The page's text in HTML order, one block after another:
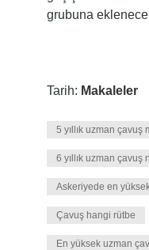
grubuna
Tarih: Makaleler
5 yıllık uzman çavuş
6 yıllık uzman çavuş
Askeriyede en
Çavuş hangi rütbe
En yüksek uzman